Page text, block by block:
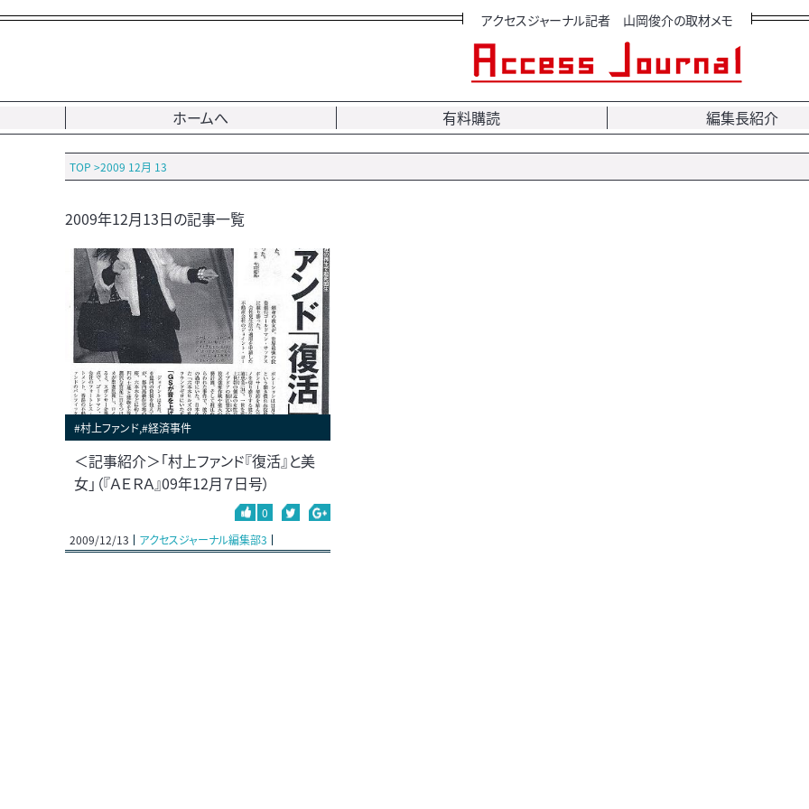
アクセスジャーナル記者 山岡俊介の取材メモ
ホームへ 有料購読 編集長紹介
TOP >2009 12月 13
2009年12月13日の記事一覧
#村上ファンド,#経済事件
＜記事紹介＞「村上ファンド『復活』と美
女」（『ＡＥＲＡ』09年12月７日号）
0
2009/12/13
アクセスジャーナル編集部3